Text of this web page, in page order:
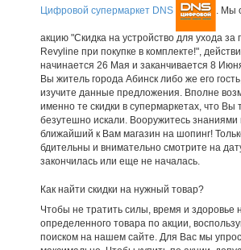
Цифровой супермаркет DNS . Мы
акцию "Скидка на устройство для ухода за
Revyline при покупке в комплекте!",
начинается 26 Мая и заканчивается 8
Вы житель города Абинск либо же его
изучите данные предложения. Вполне
именно те скидки в супермаркетах, что Вы
безутешно искали. Вооружитесь знаниями
ближайший к Вам магазин на шопинг!
бдительны и внимательно смотрите на
закончилась или еще не началась.
Как найти скидки на нужный товар?
Чтобы не тратить силы, время и здоровье
определенного товара по акции,
поиском на нашем сайте. Для Вас мы